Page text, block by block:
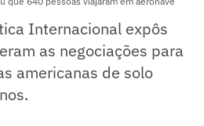
Internacional expôs
as negociações para
americanas de solo